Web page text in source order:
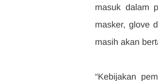
masuk dalam
masker, glove
masih akan
“Kebijakan